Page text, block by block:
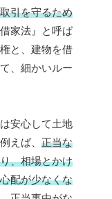
引を守るため
家法』と呼ば
と、建物を借
、細かいルー
安心して土地
えば、 正当な
、相場とかけ
配が少なくな